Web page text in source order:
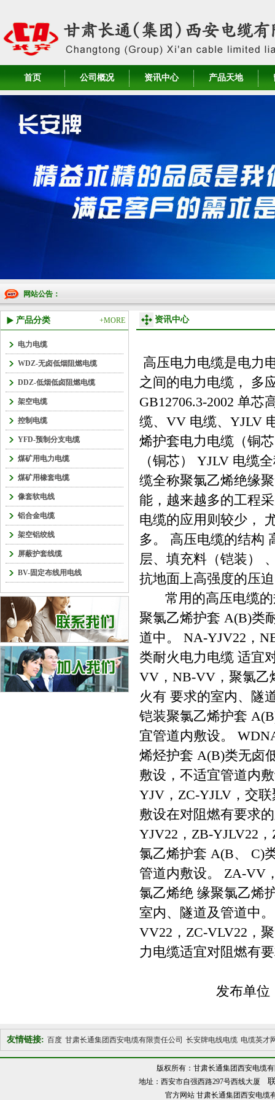
首页 公司概况 资讯中心 产品天地
网站公告：
+MORE
产品分类
电力电缆
WDZ-无卤低烟阻燃电缆
DDZ-低烟低卤阻燃电缆
架空电缆
控制电缆
YFD-预制分支电缆
煤矿用电力电缆
煤矿用橡套电缆
像套软电线
铝合金电缆
架空铝绞线
屏蔽护套线缆
BV-固定布线用电线
资讯中心
高压电力电缆是电力
之间的电力电缆， 多
GB12706.3-2002 单
缆、VV 电缆、YJLV
烯护套电力电缆（铜
（铜芯） YJLV 电缆
缆全称聚氯乙烯绝缘
能，越来越多的工程
电缆的应用则较少，
多。 高压电缆的结构
层、填充料（铠装）
抗地面上高强度的压
常用的高压电缆的
聚氯乙烯护套 A(B)类
道中。 NA-YJV22，
类耐火电力电缆 适宜
VV，NB-VV，聚氯乙
火有 要求的室内、隧
铠装聚氯乙烯护套
宜管道内敷设。
烯烃护套 A(B)类无卤
敷设，不适宜管道内
YJV，ZC-YJLV，交
敷设在对阻燃有要求
YJV22，ZB-YJLV22
氯乙烯护套 A(B、 C)
管道内敷设。 ZA-VV
氯乙烯绝 缘聚氯乙烯
室内、隧道及管道中
VV22，ZC-VLV22，
力电缆适宜对阻燃有
发布单位
友情链接: 百度 甘肃长通集团西安电缆有限责任公司 长安牌电线电缆 电缆英才
版权所有：甘肃长通集团西安电缆
地址：西安市自强西路297号西线大厦
官方网站 甘肃长通集团西安电缆